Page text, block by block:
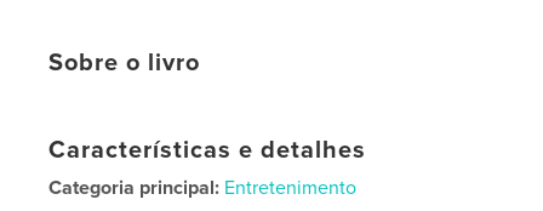
Sobre o livro
Características e detalhes
Categoria principal: Entretenimento